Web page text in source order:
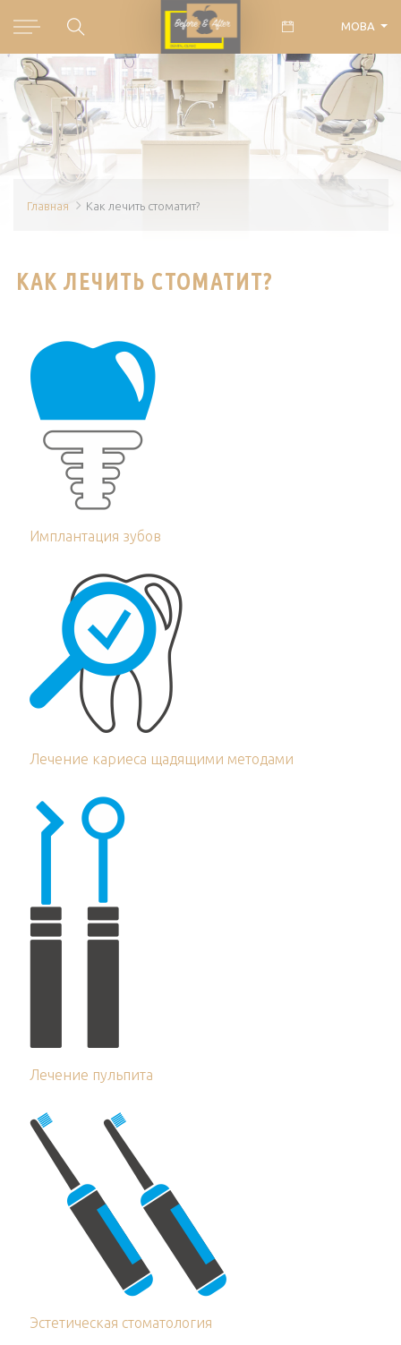
МОВА
Главная Как лечить стоматит?
КАК ЛЕЧИТЬ СТОМАТИТ?
Имплантация зубов
Лечение кариеса щадящими методами
Лечение пульпита
Эстетическая стоматология